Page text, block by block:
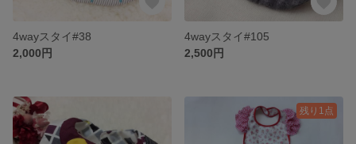
4wayスタイ#38
2,000円
4wayスタイ#105
2,500円
残り1点